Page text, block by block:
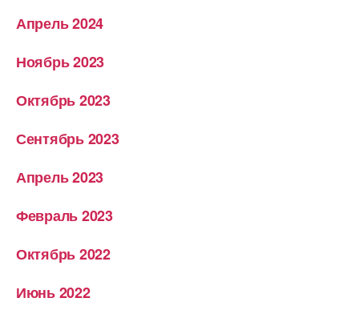
Апрель 2024
Ноябрь 2023
Октябрь 2023
Сентябрь 2023
Апрель 2023
Февраль 2023
Октябрь 2022
Июнь 2022